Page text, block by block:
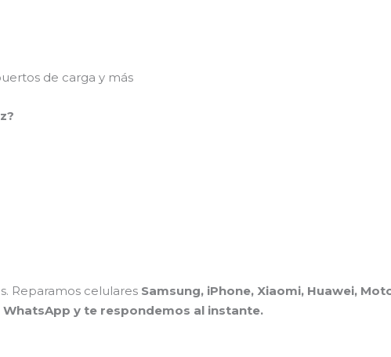
de carga y más
Reparamos celulares Samsung, iPhone, Xiaomi, Huawei,
WhatsApp y te respondemos al instante.